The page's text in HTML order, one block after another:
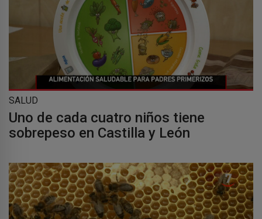
SALUD
Uno de cada cuatro niños tiene
sobrepeso en Castilla y León